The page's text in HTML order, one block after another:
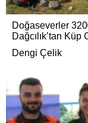
Doğaseverler
Dağcılık’tan
Dengi Çelik